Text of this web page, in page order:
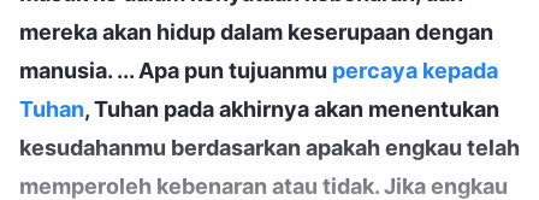
mereka akan hidup dalam keserupaan dengan
manusia. ... Apa pun tujuanmu percaya kepada
Tuhan, Tuhan pada akhirnya akan menentukan
kesudahanmu berdasarkan apakah engkau telah
memperoleh kebenaran atau tidak. Jika engkau